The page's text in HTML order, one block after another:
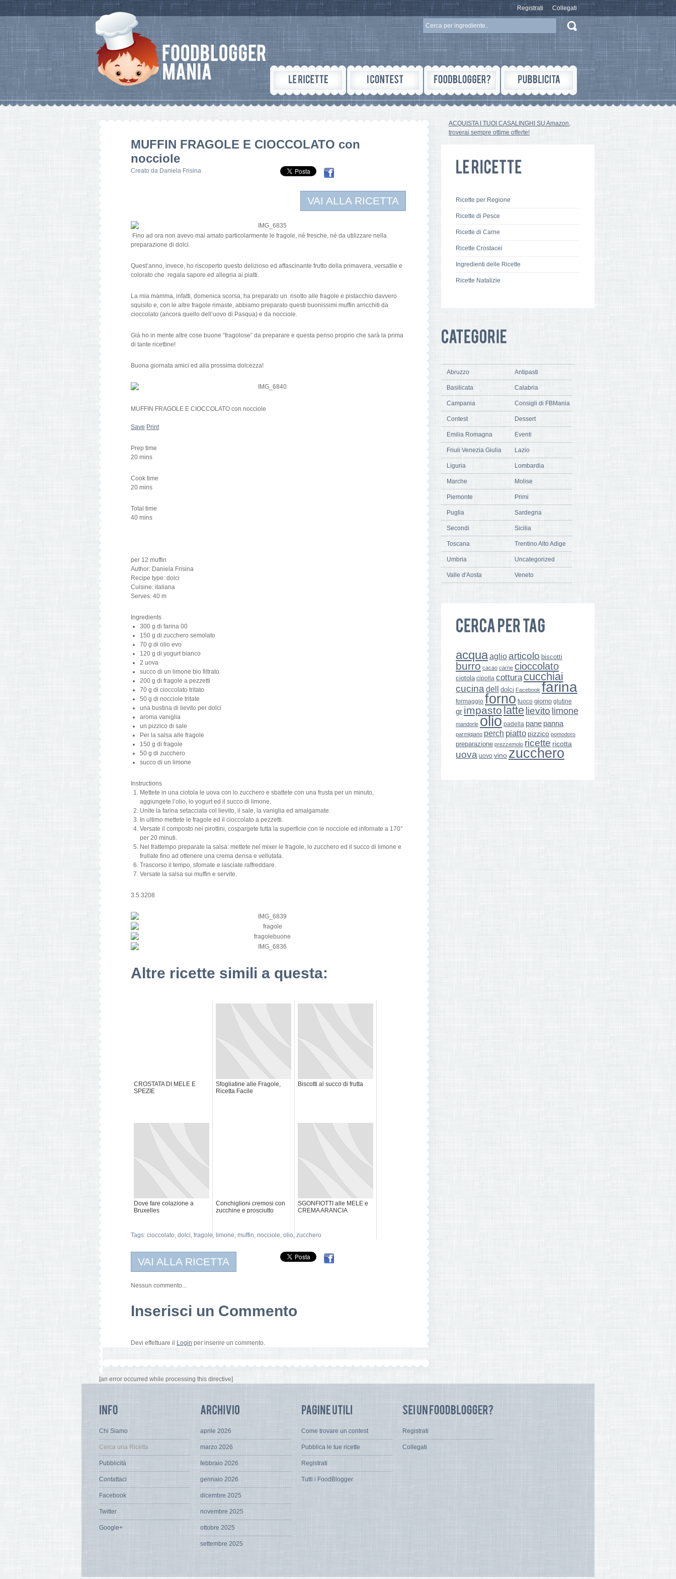
Registrati Collegati
MUFFIN FRAGOLE E CIOCCOLATO con
nocciole
Creato da Daniela Frisina
VAI ALLA RICETTA
Fino ad ora non avevo mai amato particolarmente le fragole, né fresche, né da utilizzare nella
preparazione di dolci.
Quest’anno, invece, ho riscoperto questo delizioso ed affascinante frutto della primavera, versatile e
colorato che regala sapore ed allegria ai piatti.
La mia mamma, infatti, domenica scorsa, ha preparato un risotto alle fragole e pistacchio davvero
squisito e, con le altre fragole rimaste, abbiamo preparato questi buonissimi muffin arricchiti da
cioccolato (ancora quello dell’uovo di Pasqua) e da nocciole.
Già ho in mente altre cose buone “fragolose” da preparare e questa penso proprio che sarà la prima
di tante ricettine!
Buona giornata amici ed alla prossima dolcezza!
MUFFIN FRAGOLE E CIOCCOLATO con nocciole
Save Print
Prep time
20 mins
Cook time
20 mins
Total time
40 mins
per 12 muffin
Author: Daniela Frisina
Recipe type: dolci
Cuisine: italiana
Serves: 40 m
Ingredients
300 g di farina 00
150 g di zucchero semolato
70 g di olio evo
120 g di yogurt bianco
2 uova
succo di un limone bio filtrato
200 g di fragole a pezzetti
70 g di cioccolato tritato
50 g di nocciole tritate
una bustina di lievito per dolci
aroma vaniglia
un pizzico di sale
Per la salsa alle fragole
150 g di fragole
50 g di zucchero
succo di un limone
Instructions
Mettete in una ciotola le uova con lo zucchero e sbattete con una frusta per un minuto,
aggiungete l’olio, lo yogurt ed il succo di limone.
Unite la farina setacciata col lievito, il sale, la vaniglia ed amalgamate.
In ultimo mettete le fragole ed il cioccolato a pezzetti.
Versate il composto nei pirottini, cospargete tutta la superficie con le nocciole ed infornate a 170°
per 20 minuti.
Nel frattempo preparate la salsa: mettete nel mixer le fragole, lo zucchero ed il succo di limone e
frullate fino ad ottenere una crema densa e vellutata.
Trascorso il tempo, sfornate e lasciate raffreddare.
Versate la salsa sui muffin e servite.
3.5.3208
Altre ricette simili a questa:
CROSTATA DI MELE E
SPEZIE
Sfogliatine alle Fragole,
Ricetta Facile
Biscotti al succo di frutta
Dove fare colazione a
Bruxelles
Conchiglioni cremosi con
zucchine e prosciutto
SGONFIOTTI alle MELE e
CREMA ARANCIA
Tags: cioccolato, dolci, fragole, limone, muffin, nocciole, olio, zucchero
VAI ALLA RICETTA
Nessun commento...
Inserisci un Commento
Devi effettuare il Login per inserire un commento.
[an error occurred while processing this directive]
ACQUISTA I TUOI CASALINGHI SU Amazon,
troverai sempre ottime offerte!
Ricette per Regione
Ricette di Pesce
Ricette di Carne
Ricette Crostacei
Ingredienti delle Ricette
Ricette Natalizie
Abruzzo Antipasti
Basilicata Calabria
Campania Consigli di FBMania
Contest Dessert
Emilia Romagna Eventi
Friuli Venezia Giulia Lazio
Liguria Lombardia
Marche Molise
Piemonte Primi
Puglia Sardegna
Secondi Sicilia
Toscana Trentino Alto Adige
Umbria Uncategorized
Valle d'Aosta Veneto
acquaaglio articolo biscotti
burro cacao carne cioccolato
ciotola cipolla cottura cucchiai
cucina dell dolci Facebook farina
formaggio forno fuoco giorno glutine
gr impasto latte lievito limone
mandorle olio padella pane panna
parmigiano perch piatto pizzico pomodoro
preparazione prezzemolo ricette ricotta
uova uovo vino zucchero
Chi Siamo
Cerca una Ricetta
Pubblicità
Contattaci
Facebook
Twitter
Google+
aprile 2026
marzo 2026
febbraio 2026
gennaio 2026
dicembre 2025
novembre 2025
ottobre 2025
settembre 2025
Come trovare un contest
Pubblica le tue ricette
Registrati
Tutti i FoodBlogger
Registrati
Collegati